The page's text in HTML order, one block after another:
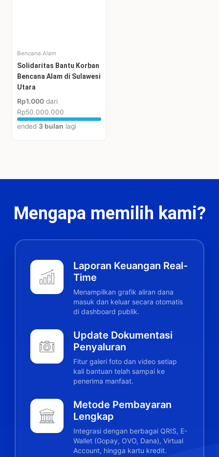
Bencana Alam
Solidaritas Bantu Korban
Bencana Alam di Sulawesi
Utara
Rp1.000 dari
Rp50.000.000
ended 3 bulan lagi
Mengapa memilih kami?
Laporan Keuangan Real-
Time
Menampilkan grafik aliran dana
masuk dan keluar secara otomatis
di dashboard publik.
Update Dokumentasi
Penyaluran
Fitur galeri foto dan video setiap
kali bantuan telah sampai ke
penerima manfaat.
Metode Pembayaran
Lengkap
Integrasi dengan berbagai QRIS, E-
Wallet (Gopay, OVO, Dana), Virtual
Account, hingga kartu kredit.